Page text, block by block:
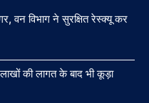
वन विभाग ने सुरक्षित रेस्क्यू कर
की लागत के बाद भी कूड़ा